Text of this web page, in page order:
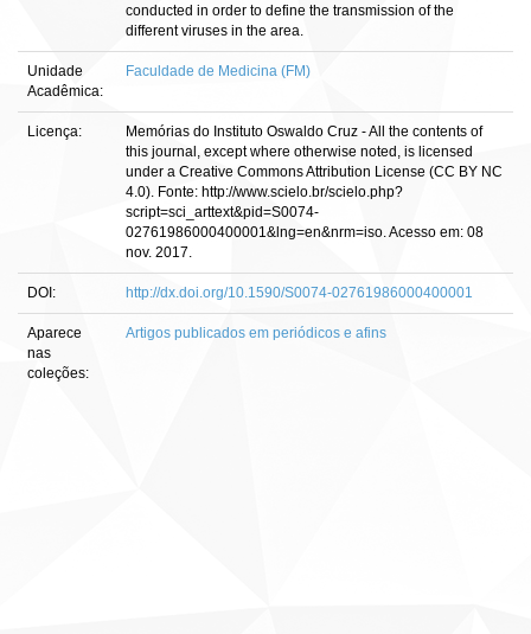
conducted in order to define the transmission of the
different viruses in the area.
Unidade
Acadêmica:
Faculdade de Medicina (FM)
Licença:
Memórias do Instituto Oswaldo Cruz - All the contents of
this journal, except where otherwise noted, is licensed
under a Creative Commons Attribution License (CC BY NC
4.0). Fonte: http://www.scielo.br/scielo.php?
script=sci_arttext&pid=S0074-
02761986000400001&lng=en&nrm=iso. Acesso em: 08
nov. 2017.
DOI: http://dx.doi.org/10.1590/S0074-02761986000400001
Aparece
nas
coleções:
Artigos publicados em periódicos e afins